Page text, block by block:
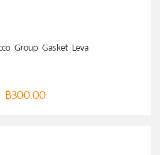
Group Gasket Leva
฿300.00